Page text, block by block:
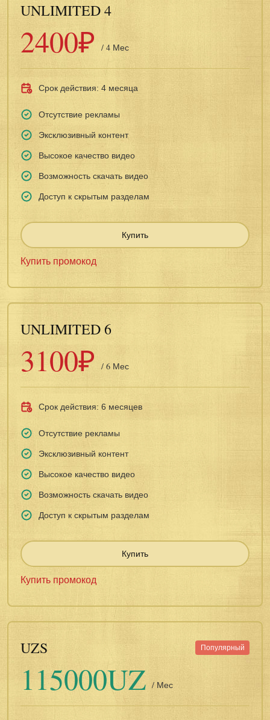
UNLIMITED 4
2400₽ / 4 Мес
Срок действия: 4 месяца
Отсутствие рекламы
Эксклюзивный контент
Высокое качество видео
Возможность скачать видео
Доступ к скрытым разделам
Купить
Купить промокод
UNLIMITED 6
3100₽ / 6 Мес
Срок действия: 6 месяцев
Отсутствие рекламы
Эксклюзивный контент
Высокое качество видео
Возможность скачать видео
Доступ к скрытым разделам
Купить
Купить промокод
UZS Популярный
115000UZ / Мес